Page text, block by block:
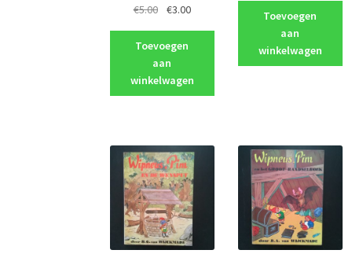
€5.00
Oorspronkelijke
was:
€5.00.
€3.00Huidige
Toevoegen
aan
winkelwagen
was:
€6.00.
Toevoegen
aan
winkelwagen